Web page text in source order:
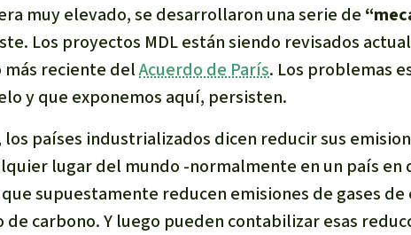
muy elevado, se desarrollaron una serie de
Los proyectos MDL están siendo revisados
más reciente delAcuerdo de París. Los problemas
y que exponemos aquí, persisten.
los países industrializados dicen reducir sus
lugar del mundo -normalmente en un país
supuestamente reducen emisiones de gases
carbono. Y luego pueden contabilizar esas